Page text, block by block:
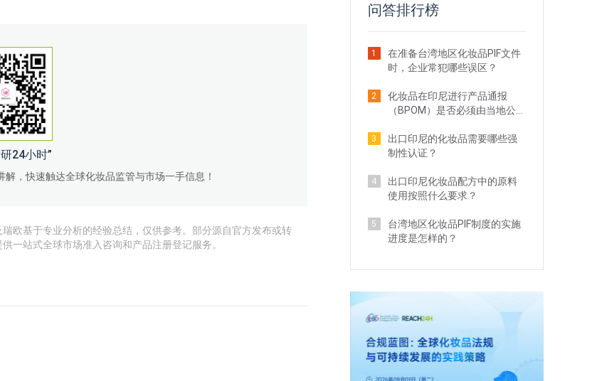
24小时”
，快速触达全球化妆品监管与市场一手信息！
欧基于专业分析的经验总结，仅供参考。部分源自官方发布或转
一站式全球市场准入咨询和产品注册登记服务。
问答排行榜
1
在准备台湾地区化妆品PIF文件
时，企业常犯哪些误区？
2
化妆品在印尼进行产品通报
（BPOM）是否必须由当地公司
3
出口印尼的化妆品需要哪些强
制性认证？
4
出口印尼化妆品配方中的原料
使用按照什么要求？
5
台湾地区化妆品PIF制度的实施
进度是怎样的？